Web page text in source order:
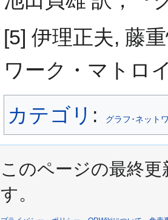
[5] 伊理正夫, 藤
ワーク・マトロ
カテゴリ : グラフ･ネット
このページの最終
す。